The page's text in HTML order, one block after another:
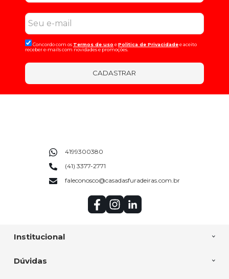
Concordo com os Termos de uso ePolitica de Privacidadee aceito
receber e-mails com novidades e promoções.
CADASTRAR
Institucional
Dúvidas
4199300380
(41) 3377-2771
faleconosco@casadasfuradeiras.com.br